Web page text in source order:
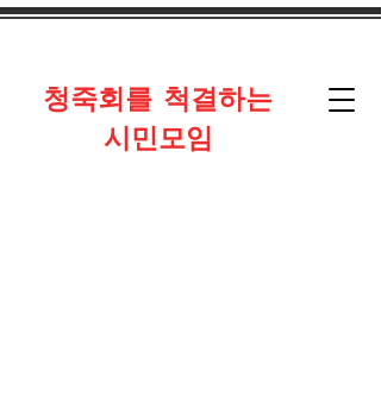
​청죽회를 척결하는
시민모임